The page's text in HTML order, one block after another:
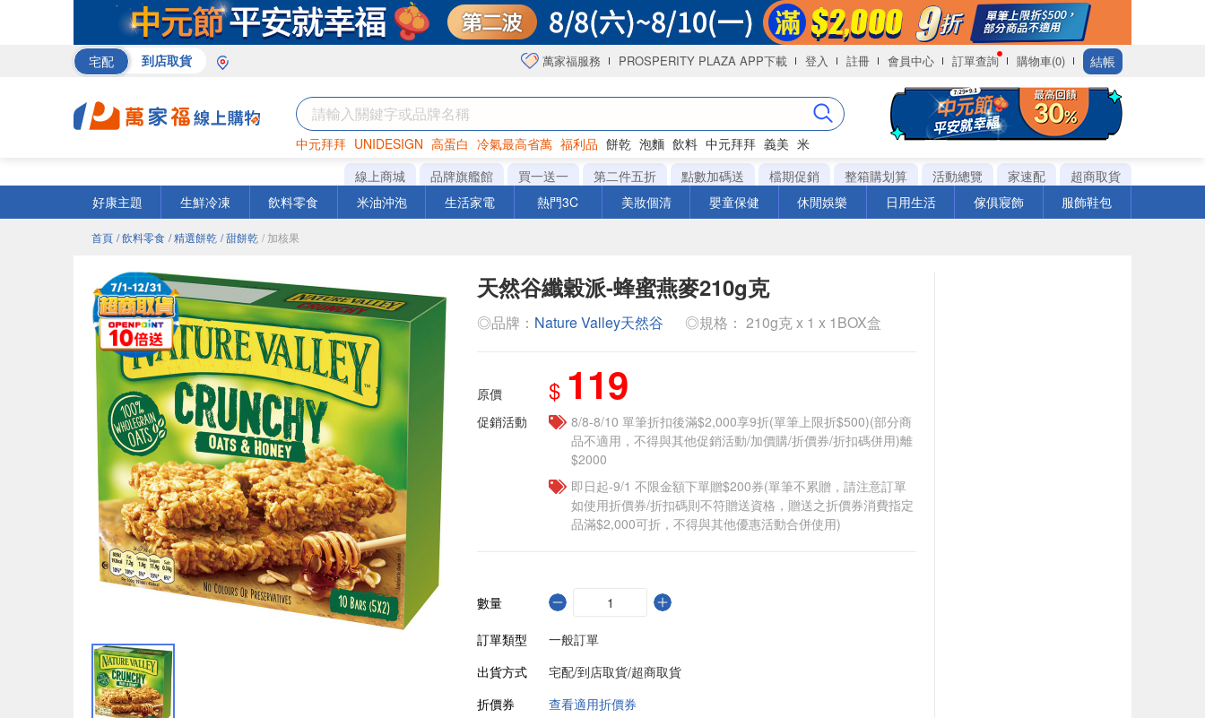
宅配 到店取貨 萬家福服務 PROSPERITY PLAZA APP下載 登入 註冊 會員中心 訂單查詢 購物車(0) 結帳
中元拜拜 UNIDESIGN 高蛋白 冷氣最高省萬 福利品 餅乾 泡麵 飲料 中元拜拜 義美 米
罐頭 咖啡 海苔
線上商城 品牌旗艦館 買一送一 第二件五折 點數加碼送 檔期促銷 整箱購划算 活動總覽 家速配
超商取貨
好康主題
生鮮冷凍 飲料零食 米油沖泡 生活家電 熱門3C 美妝個清 嬰童保健 休閒娛樂 日用生活 傢俱寢飾 服飾鞋包
首頁 / 飲料零食 / 精選餅乾 / 甜餅乾 / 加核果
天然谷纖穀派-蜂蜜燕麥210g克
◎品牌： Nature Valley天然谷 ◎規格： 210g克 x 1 x 1BOX盒
原價 $ 119
促銷活動
8/8-8/10 單筆折扣後滿$2,000享9折(單筆上限折$500)(部分商
品不適用，不得與其他促銷活動/加價購/折價券/折扣碼併用)離
$2000
即日起-9/1 不限金額下單贈$200券(單筆不累贈，請注意訂單
如使用折價券/折扣碼則不符贈送資格，贈送之折價券消費指定
品滿$2,000可折，不得與其他優惠活動合併使用)
數量
訂單類型
一般訂單
出貨方式
宅配/到店取貨/超商取貨
折價券
查看適用折價券